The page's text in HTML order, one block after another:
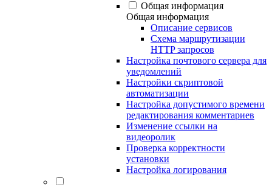
Общая информация
Общая информация
Описание сервисов
Схема маршрутизации
HTTP запросов
Настройка почтового сервера для
уведомлений
Настройки скриптовой
автоматизации
Настройка допустимого времени
редактирования комментариев
Изменение ссылки на
видеоролик
Проверка корректности
установки
Настройка логирования